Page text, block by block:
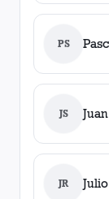
PS
JS
JR